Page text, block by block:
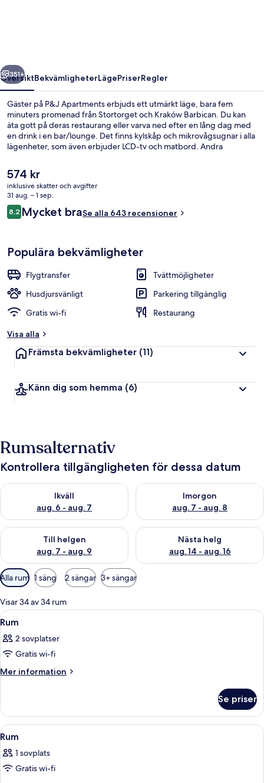
Nästa
351+
ÖversiktBekvämligheterLägePriserRegler
Gäster på P&J Apartments erbjuds ett utmärkt läge, bara fem
minuters promenad från Stortorget och Kraków Barbican. Du kan
äta gott på deras restaurang eller varva ned efter en lång dag med
en drink i en bar/lounge. Det finns kylskåp och mikrovågsugnar i alla
lägenheter, som även erbjuder LCD-tv och matbord. Andra
Det
nuvarande
priset
är
574 kr
574 kr
inklusive skatter och avgifter
31 aug. – 1 sep.
Recensioner
8,28,2 av 10,
Mycket braSe alla 643 recensioner
Populära bekvämligheter
Flygtransfer
Tvättmöjligheter
Husdjursvänligt
Parkering tillgänglig
Gratis wi-fi
Restaurang
Visa alla
Främsta bekvämligheter (11)
Känn dig som hemma (6)
Rumsalternativ
Kontrollera tillgängligheten för dessa datum
Ikväll
aug. 6 - aug. 7
Kontrollera tillgängligheten för ikväll aug. 6 - aug. 7
Imorgon
aug. 7 - aug. 8
Kontrollera tillgängligheten
Till helgen
aug. 7 - aug. 9
Kontrollera tillgängligheten för den här helgen aug. 7 - aug. 9
Nästa helg
aug. 14 - aug. 16
Kontrollera tillgängligheten
Tillgängliga
filter
för
rum
Alla rum 1 säng 2 sängar 3+ sängar
Visar 34 av 34 rum
Öppna
alla
foton
för
Rum
Ett kompakt hotellrum med en
12
Rum
2 sovplatser
Gratis wi-fi
Mer information
Mer
Se priser
Öppna
alla
foton
för
Ett hotellrum med en säng, ett
21
Rum
1 sovplats
Gratis wi-fi